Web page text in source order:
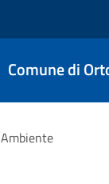
Comune di
Ambiente